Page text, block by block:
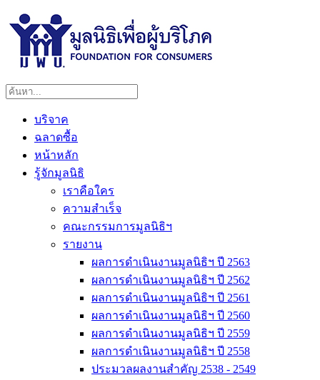
บริจาค
ฉลาดซื้อ
หน้าหลัก
รู้จักมูลนิธิ
เราคือใคร
ความสำเร็จ
คณะกรรมการมูลนิธิฯ
รายงาน
ผลการดำเนินงานมูลนิธิฯ ปี 2563
ผลการดำเนินงานมูลนิธิฯ ปี 2562
ผลการดำเนินงานมูลนิธิฯ ปี 2561
ผลการดำเนินงานมูลนิธิฯ ปี 2560
ผลการดำเนินงานมูลนิธิฯ ปี 2559
ผลการดำเนินงานมูลนิธิฯ ปี 2558
ประมวลผลงานสำคัญ 2538 - 2549